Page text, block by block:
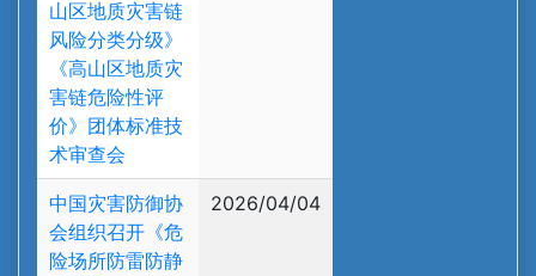
山区地质灾害链
风险分类分级》
《高山区地质灾
害链危险性评
价》团体标准技
术审查会
中国灾害防御协
会组织召开《危
险场所防雷防静
2026/04/04